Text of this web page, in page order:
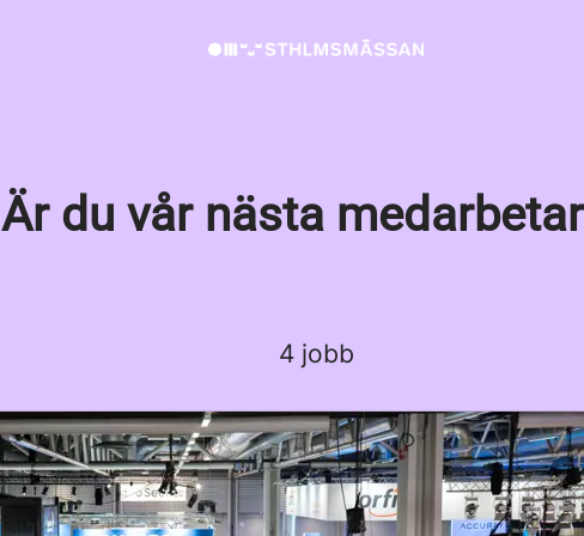
Är du vår nästa
4 jobb